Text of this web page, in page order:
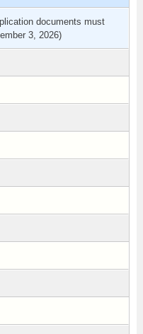
documents must
3, 2026)